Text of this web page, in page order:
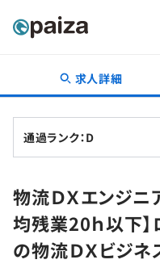
転職・キャリア
転職成功ガイド
転職エージェント
インタビュー
転職成功ガイド
新卒就活
求人検索
本選考
学習
求人詳細
通過ランク：D
物流ＤＸエンジニ
均残業20ｈ以下】
の物流ＤＸビジネ